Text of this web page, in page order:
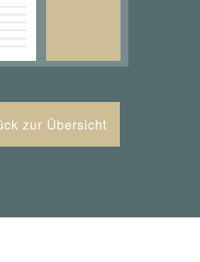
zur Übersicht